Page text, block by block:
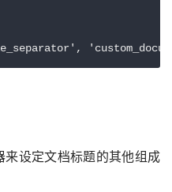
设定文档标题的其他组成